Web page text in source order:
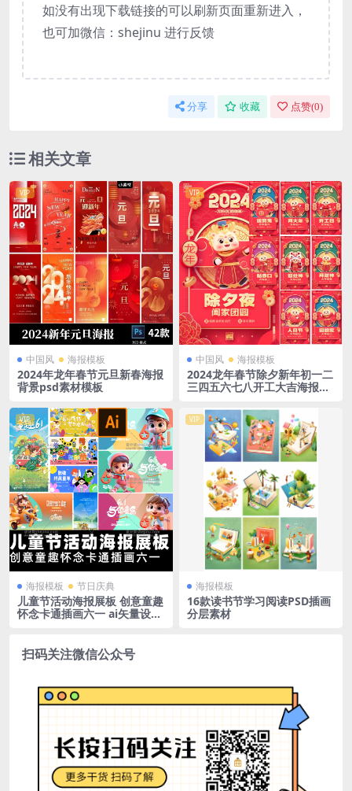
如没有出现下载链接的可以刷新页面重新进入，
也可加微信：shejinu 进行反馈
分享 收藏 点赞(0)
相关文章
VIP
中国风 海报模板
2024年龙年春节元旦新春海报
背景psd素材模板
VIP
中国风 海报模板
2024龙年春节除夕新年初一二
三四五六七八开工大吉海报PS
VIP
海报模板 节日庆典
儿童节活动海报展板 创意童趣
怀念卡通插画六一 ai矢量设计
VIP
海报模板
16款读书节学习阅读PSD插画
分层素材
扫码关注微信公众号